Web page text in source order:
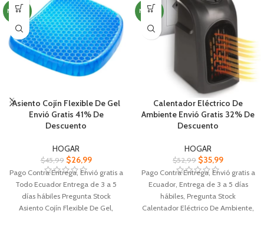
NUEVO
Asiento Cojín Flexible De Gel
Envió Gratis 41% De
Descuento
HOGAR
$45,99 $26,99
Pago Contra Entrega, Envió gratis a
Todo Ecuador Entrega de 3 a 5
días hábiles Pregunta Stock
Asiento Cojín Flexible De Gel,
NUEVO
Calentador Eléctrico De
Ambiente Envió Gratis 32% De
Descuento
HOGAR
$52,99 $35,99
Pago Contra Entrega, Envió gratis a
Ecuador, Entrega de 3 a 5 días
hábiles, Pregunta Stock
Calentador Eléctrico De Ambiente,